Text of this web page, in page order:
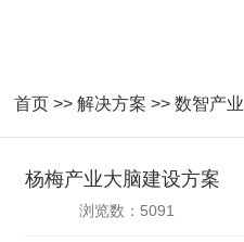
首页 >>解决方案 >>数智产业
杨梅产业大脑建设方案
浏览数：5091